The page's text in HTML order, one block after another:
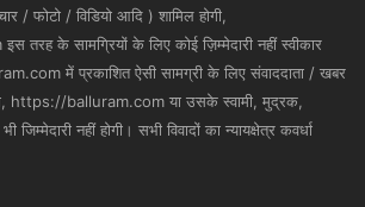
/ फोटो / विडियो आदि ) शामिल होगी,
के सामग्रियों के लिए कोई ज़िम्मेदारी नहीं स्वीकार
में प्रकाशित ऐसी सामग्री के लिए संवाददाता / खबर
https://balluram.com या उसके स्वामी, मुद्रक,
नहीं होगी। सभी विवादों का न्यायक्षेत्र कवर्धा